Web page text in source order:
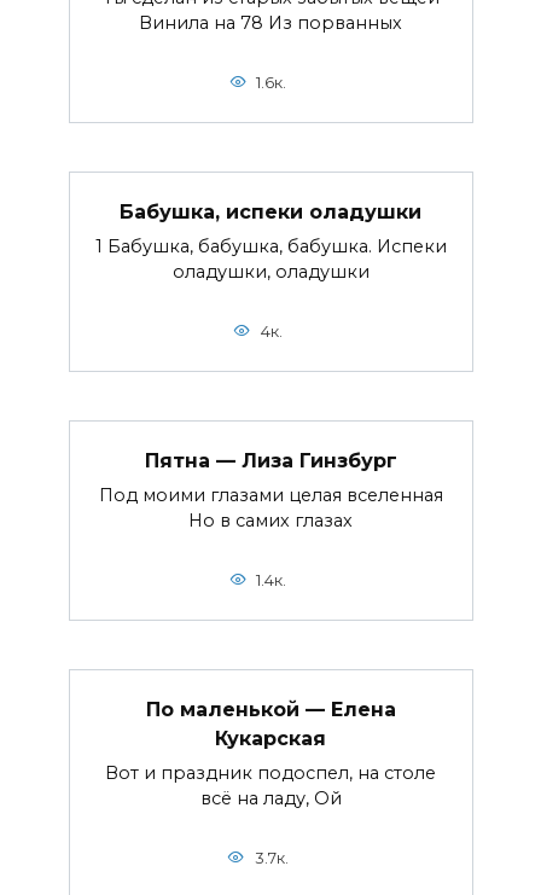
Винила на 78 Из порванных
1.6к.
Бабушка, испеки оладушки
1 Бабушка, бабушка, бабушка. Испеки
оладушки, оладушки
4к.
Пятна — Лиза Гинзбург
Под моими глазами целая вселенная
Но в самих глазах
1.4к.
По маленькой — Елена
Кукарская
Вот и праздник подоспел, на столе
всё на ладу, Ой
3.7к.